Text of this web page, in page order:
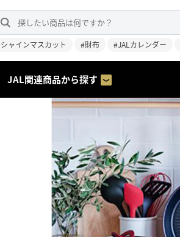
ャインマスカット #財布 #JALカレンダー
JAL関連商品から探す